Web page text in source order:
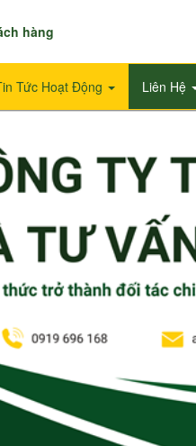
hàng
Tức Hoạt Động Liên Hệ